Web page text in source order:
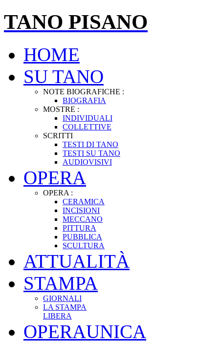
TANO PISANO
HOME
SU TANO
NOTE BIOGRAFICHE :
BIOGRAFIA
MOSTRE :
INDIVIDUALI
COLLETTIVE
SCRITTI
TESTI DI TANO
TESTI SU TANO
AUDIOVISIVI
OPERA
OPERA :
CERAMICA
INCISIONI
MECCANO
PITTURA
PUBBLICA
SCULTURA
ATTUALITÀ
STAMPA
GIORNALI
LA STAMPA
LIBERA
OPERAUNICA